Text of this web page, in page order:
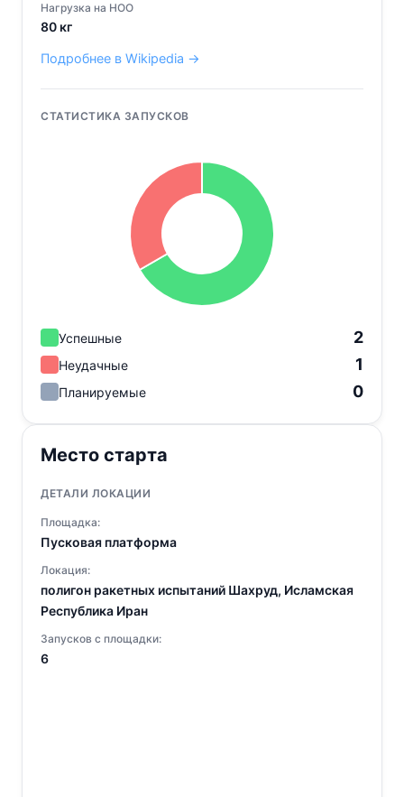
Нагрузка на НОО
80 кг
Подробнее в Wikipedia →
СТАТИСТИКА ЗАПУСКОВ
Успешные 2
Неудачные 1
Планируемые 0
Место старта
ДЕТАЛИ ЛОКАЦИИ
Площадка:
Пусковая платформа
Локация:
полигон ракетных испытаний Шахруд, Исламская
Республика Иран
Запусков с площадки:
6